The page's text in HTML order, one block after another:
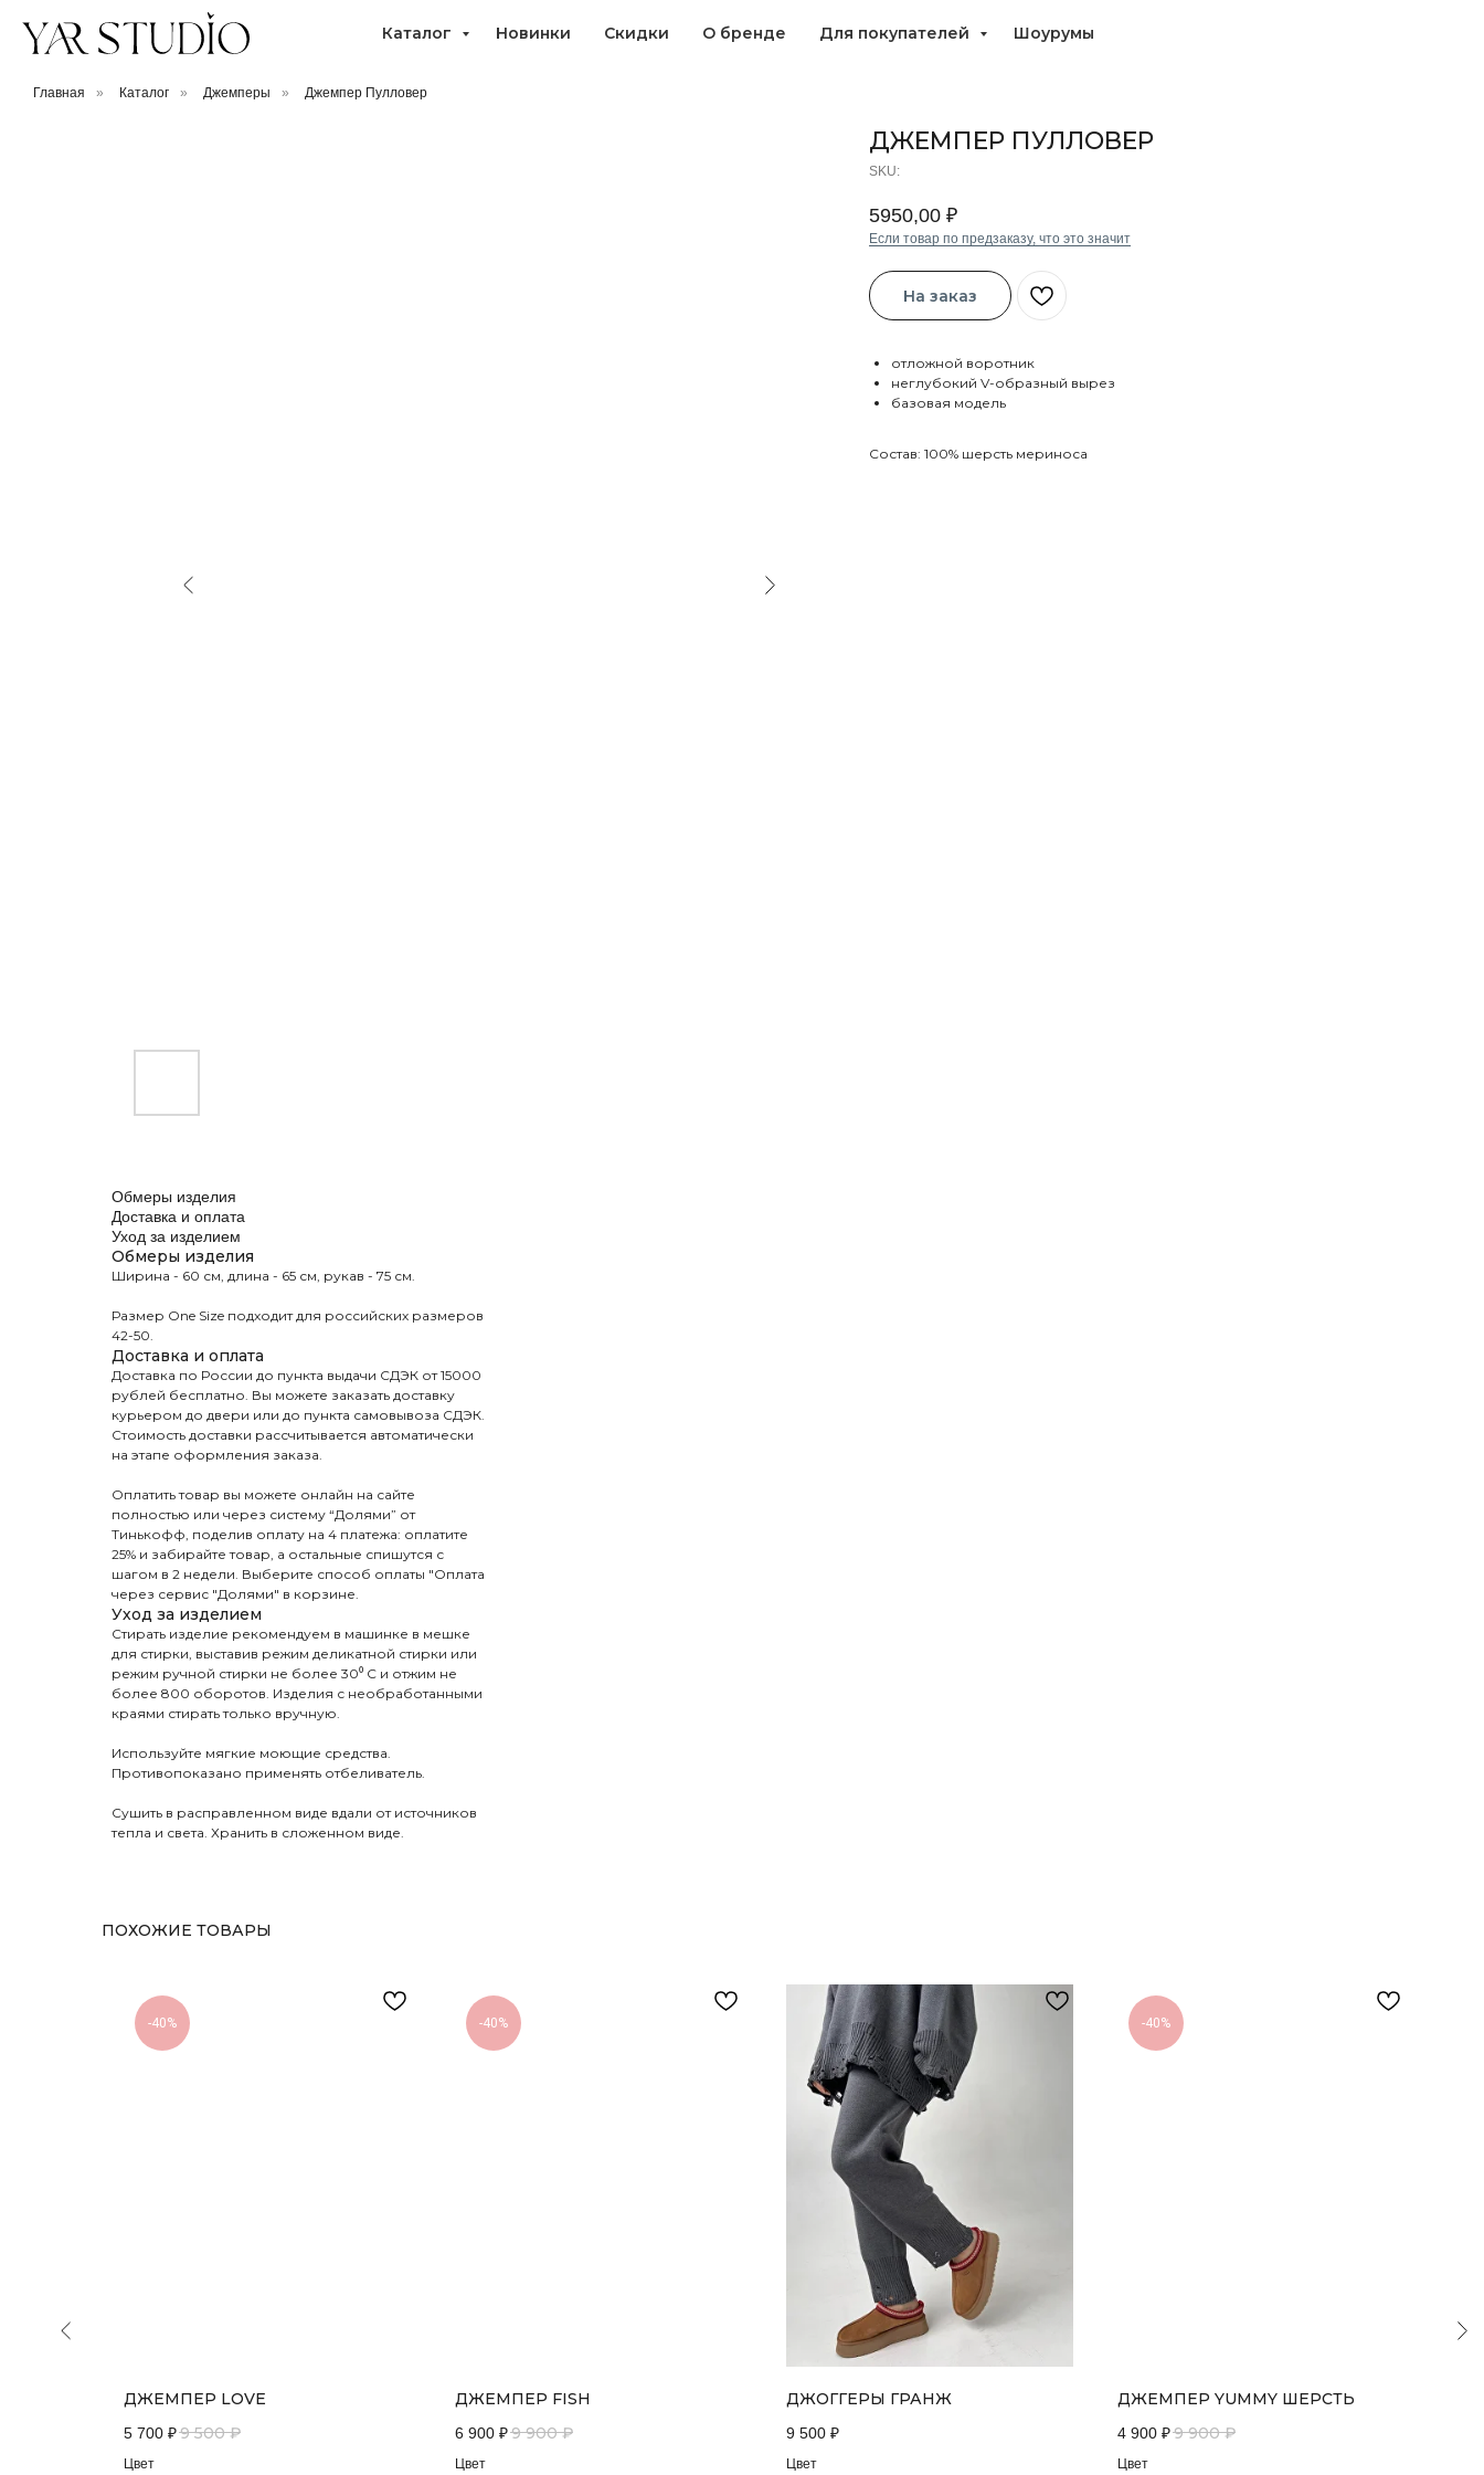
Каталог Новинки Скидки О бренде Для покупателей Шоурумы
Главная » Каталог » Джемперы » Джемпер Пулловер
ДЖЕМПЕР ПУЛЛОВЕР
SKU:
5950,00 ₽
Если товар по предзаказу, что это значит
На заказ
отложной воротник
неглубокий V-образный вырез
базовая модель
Состав: 100% шерсть мериноса
Обмеры изделия
Доставка и оплата
Уход за изделием
Обмеры изделия
Ширина - 60 см, длина - 65 см, рукав - 75 см.
Размер One Size подходит для российских размеров
42-50.
Доставка и оплата
Доставка по России до пункта выдачи СДЭК от 15000
рублей бесплатно. Вы можете заказать доставку
курьером до двери или до пункта самовывоза СДЭК.
Стоимость доставки рассчитывается автоматически
на этапе оформления заказа.
Оплатить товар вы можете онлайн на сайте
полностью или через систему “Долями” от
Тинькофф, поделив оплату на 4 платежа: оплатите
25% и забирайте товар, а остальные спишутся с
шагом в 2 недели. Выберите способ оплаты "Оплата
через сервис "Долями" в корзине.
Уход за изделием
Стирать изделие рекомендуем в машинке в мешке
для стирки, выставив режим деликатной стирки или
режим ручной стирки не более 30⁰ С и отжим не
более 800 оборотов. Изделия с необработанными
краями стирать только вручную.
Используйте мягкие моющие средства.
Противопоказано применять отбеливатель.
Сушить в расправленном виде вдали от источников
тепла и света. Хранить в сложенном виде.
ПОХОЖИЕ ТОВАРЫ
-40%
ДЖЕМПЕР LOVE
5 700 ₽9 500 ₽
Цвет
-40%
ДЖЕМПЕР FISH
6 900 ₽9 900 ₽
Цвет
ДЖОГГЕРЫ ГРАНЖ
9 500 ₽
Цвет
-40%
ДЖЕМПЕР YUMMY ШЕРСТЬ
4 900 ₽9 900 ₽
Цвет